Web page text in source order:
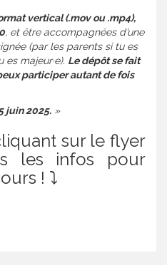
vertical (.mov ou .mp4),
, et être accompagnées d’une
(par les parents si tu es
majeur·e). Le dépôt se fait
participer autant de fois
juin 2025. »
sur le flyer
les infos pour
! ⤵️